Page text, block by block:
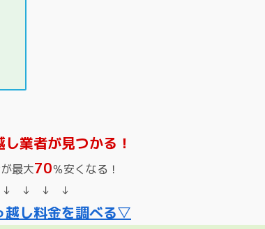
業者が見つかる！
最大70％安くなる！
↓ ↓ ↓
越し料金を調べる▽